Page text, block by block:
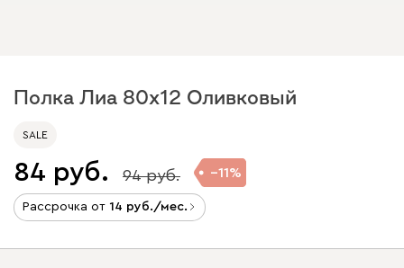
Полка Лиа 80x12 Оливковый
SALE
84 94 11
Рассрочка от 14 /мес.